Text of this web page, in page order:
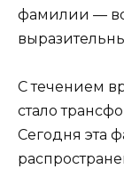
фамилии —
С течением
стало
Сегодня эта